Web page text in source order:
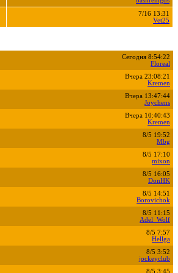
7/16 13:31
Vet25
Сегодня 8:54:22
Floreal
Вчера 23:08:21
Kremen
Вчера 13:47:44
Joychens
Вчера 10:40:43
Kremen
8/5 19:52
Mbg
8/5 17:10
mixon
8/5 16:05
DonHK
8/5 14:51
Borovichok
8/5 11:15
Adel_Wolf
8/5 7:57
Hellga
8/5 3:52
jockeyclub
8/5 3:45